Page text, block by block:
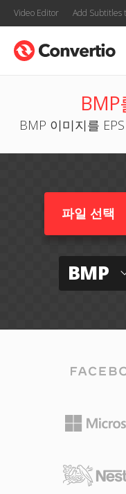
Video Editor Add Subtitles
BMP
BMP 이미지를
파일 선택
BMP